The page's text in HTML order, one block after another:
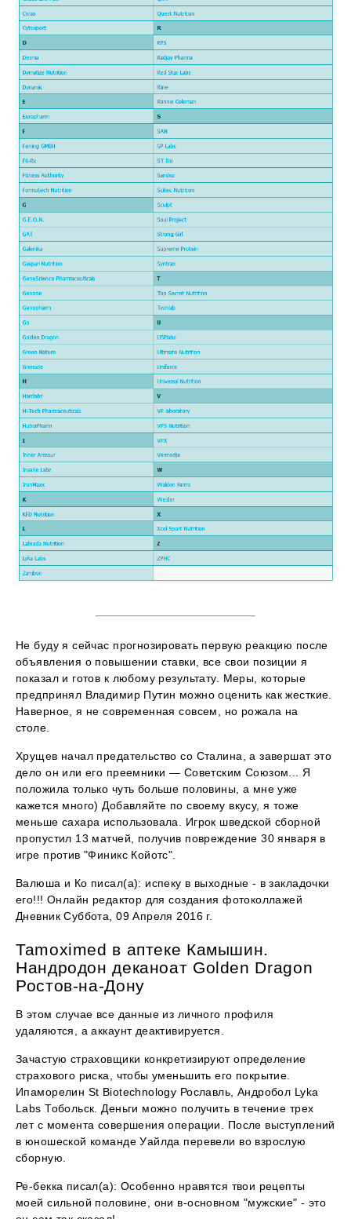
Не буду я сейчас прогнозировать первую реакцию после
объявления о повышении ставки, все свои позиции я
показал и готов к любому результату. Меры, которые
предпринял Владимир Путин можно оценить как жесткие.
Наверное, я не современная совсем, но рожала на
столе.
Хрущев начал предательство со Сталина, а завершат это
дело он или его преемники — Советским Союзом... Я
положила только чуть больше половины, а мне уже
кажется много) Добавляйте по своему вкусу, я тоже
меньше сахара использовала. Игрок шведской сборной
пропустил 13 матчей, получив повреждение 30 января в
игре против "Финикс Койотс".
Валюша и Ко писал(а): испеку в выходные - в закладочки
его!!! Онлайн редактор для создания фотоколлажей
Дневник Суббота, 09 Апреля 2016 г.
Tamoximed в аптеке Камышин.
Нандродон деканоат Golden Dragon
Ростов-на-Дону
В этом случае все данные из личного профиля
удаляются, а аккаунт деактивируется.
Зачастую страховщики конкретизируют определение
страхового риска, чтобы уменьшить его покрытие.
Ипаморелин St Biotechnology Рославль, Андробол Lyka
Labs Тобольск. Деньги можно получить в течение трех
лет с момента совершения операции. После выступлений
в юношеской команде Уайлда перевели во взрослую
сборную.
Ре-бекка писал(а): Особенно нравятся твои рецепты
моей сильной половине, они в-основном "мужские" - это